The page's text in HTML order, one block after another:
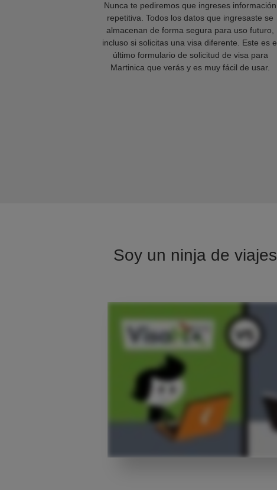
Nunca te pediremos que ingreses información
repetitiva. Todos los datos que ingresaste se
almacenan de forma segura para uso futuro,
incluso si solicitas una visa diferente. Este es
último formulario de solicitud de visa para
Martinica que verás y es muy fácil de usar.
Soy un ninja de